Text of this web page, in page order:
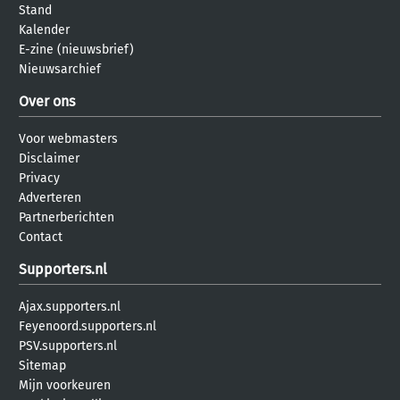
Stand
Kalender
E-zine (nieuwsbrief)
Nieuwsarchief
Over ons
Voor webmasters
Disclaimer
Privacy
Adverteren
Partnerberichten
Contact
Supporters.nl
Ajax.supporters.nl
Feyenoord.supporters.nl
PSV.supporters.nl
Sitemap
Mijn voorkeuren